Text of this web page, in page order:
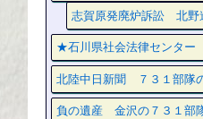
志賀原発廃炉訴訟 北野
★石川県社会法律センター
北陸中日新聞 ７３１部隊
負の遺産 金沢の７３１部